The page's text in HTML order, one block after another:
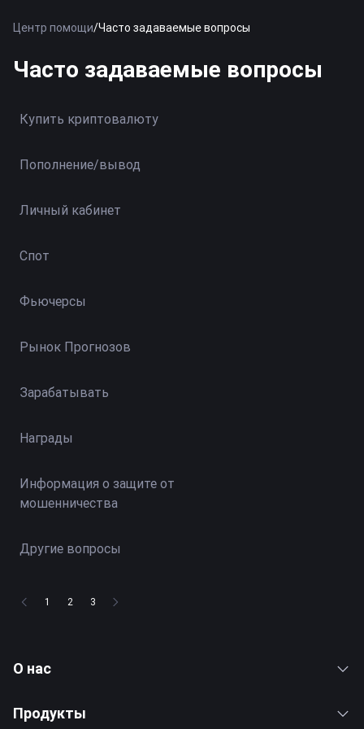
Центр помощи/Часто задаваемые вопросы
Часто задаваемые вопросы
Купить криптовалюту
Пополнение/вывод
Личный кабинет
Спот
Фьючерсы
Рынок Прогнозов
Зарабатывать
Награды
Информация о защите от
мошенничества
Другие вопросы
1 2 3
О нас
Продукты